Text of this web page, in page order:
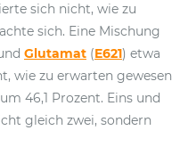
sich nicht, wie zu
sich. Eine Mischung
Glutamat (E621) etwa
wie zu erwarten gewesen
46,1 Prozent. Eins und
gleich zwei, sondern